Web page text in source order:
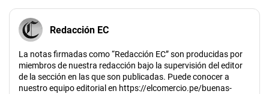
Redacción EC
La notas firmadas como “Redacción EC” son producidas por
miembros de nuestra redacción bajo la supervisión del editor
de la sección en las que son publicadas. Puede conocer a
nuestro equipo editorial en https://elcomercio.pe/buenas-